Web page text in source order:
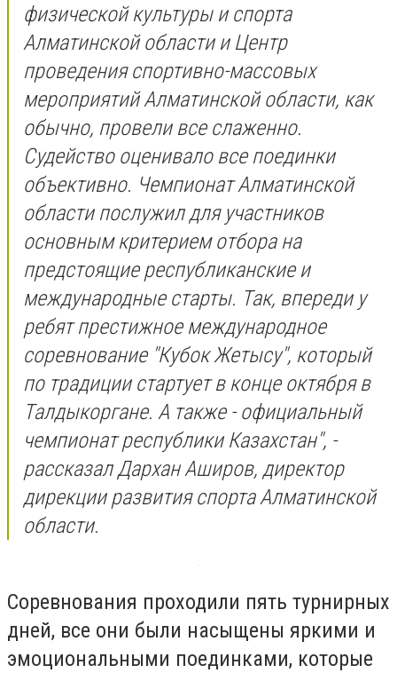
физической культуры и спорта
Алматинской области и Центр
проведения спортивно-массовых
мероприятий Алматинской области, как
обычно, провели все слаженно.
Судейство оценивало все поединки
объективно. Чемпионат Алматинской
области послужил для участников
основным критерием отбора на
предстоящие республиканские и
международные старты. Так, впереди у
ребят престижное международное
соревнование "Кубок Жетысу", который
по традиции стартует в конце октября в
Талдыкоргане. А также - официальный
чемпионат республики Казахстан", -
рассказал Дархан Аширов, директор
дирекции развития спорта Алматинской
области.
Соревнования проходили пять турнирных
дней, все они были насыщены яркими и
эмоциональными поединками, которые